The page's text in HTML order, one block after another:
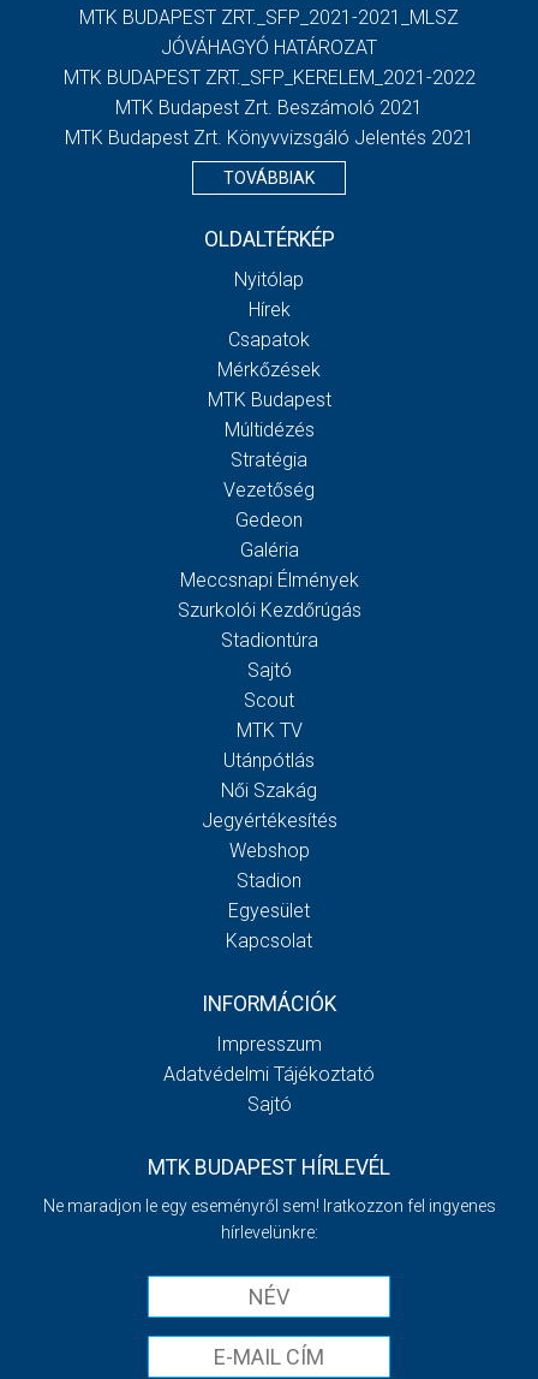
MTK BUDAPEST ZRT._SFP_2021-2021_MLSZ
JÓVÁHAGYÓ HATÁROZAT
MTK BUDAPEST ZRT._SFP_KERELEM_2021-2022
MTK Budapest Zrt. Beszámoló 2021
MTK Budapest Zrt. Könyvvizsgáló Jelentés 2021
TOVÁBBIAK
OLDALTÉRKÉP
Nyitólap
Hírek
Csapatok
Mérkőzések
MTK Budapest
Múltidézés
Stratégia
Vezetőség
Gedeon
Galéria
Meccsnapi Élmények
Szurkolói Kezdőrúgás
Stadiontúra
Sajtó
Scout
MTK TV
Utánpótlás
Női Szakág
Jegyértékesítés
Webshop
Stadion
Egyesület
Kapcsolat
INFORMÁCIÓK
Impresszum
Adatvédelmi Tájékoztató
Sajtó
MTK BUDAPEST HÍRLEVÉL
Ne maradjon le egy eseményről sem! Iratkozzon fel ingyenes
hírlevelünkre: